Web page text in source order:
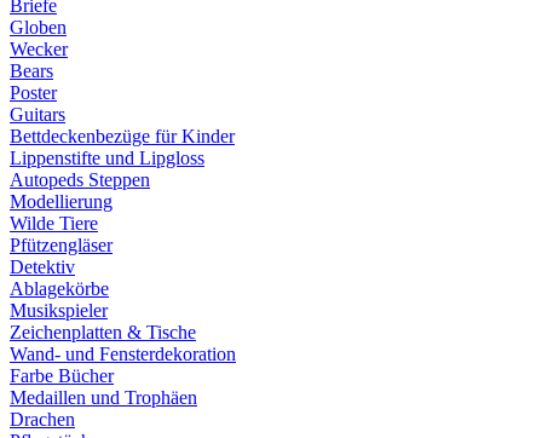
Briefe
Globen
Wecker
Bears
Poster
Guitars
Bettdeckenbezüge für Kinder
Lippenstifte und Lipgloss
Autopeds Steppen
Modellierung
Wilde Tiere
Pfützengläser
Detektiv
Ablagekörbe
Musikspieler
Zeichenplatten & Tische
Wand- und Fensterdekoration
Farbe Bücher
Medaillen und Trophäen
Drachen